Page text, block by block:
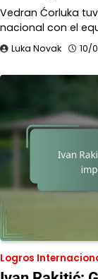
Vedran Ćorluka
nacional con el
Luka Novak 10/
Logros